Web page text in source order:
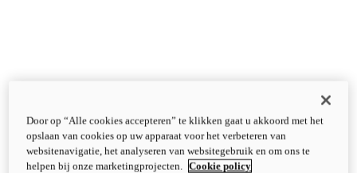
Door op “Alle cookies accepteren” te klikken gaat u akkoord met het
opslaan van cookies op uw apparaat voor het verbeteren van
websitenavigatie, het analyseren van websitegebruik en om ons te
helpen bij onze marketingprojecten.
Cookie policy